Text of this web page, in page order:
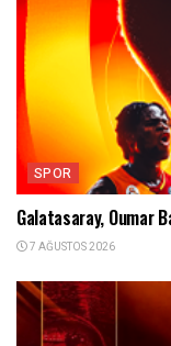
SPOR
Galatasaray, Oumar
7 AĞUSTOS 2026